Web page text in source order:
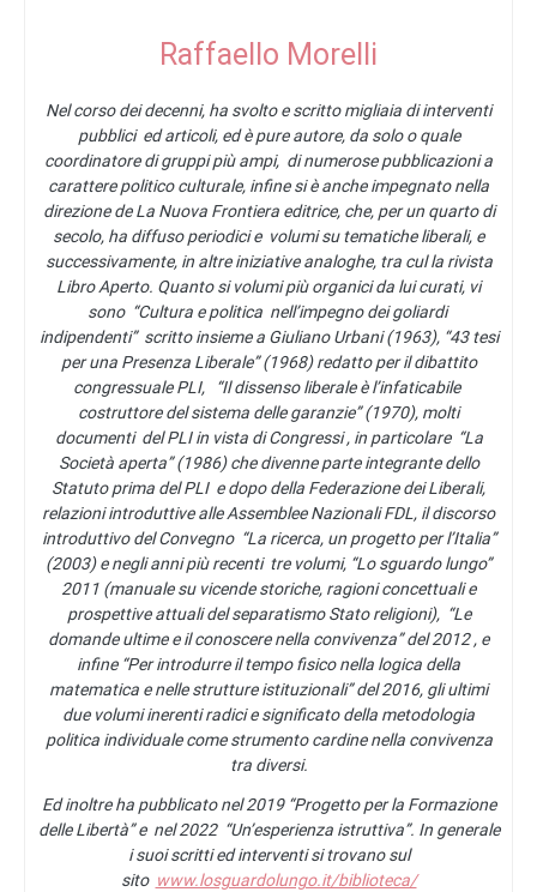
Raffaello Morelli
Nel corso dei decenni, ha svolto e scritto migliaia di interventi
pubblici ed articoli, ed è pure autore, da solo o quale
coordinatore di gruppi più ampi, di numerose pubblicazioni a
carattere politico culturale, infine si è anche impegnato nella
direzione de La Nuova Frontiera editrice, che, per un quarto di
secolo, ha diffuso periodici e volumi su tematiche liberali, e
successivamente, in altre iniziative analoghe, tra cul la rivista
Libro Aperto. Quanto si volumi più organici da lui curati, vi
sono “Cultura e politica nell’impegno dei goliardi
indipendenti” scritto insieme a Giuliano Urbani (1963), “43 tesi
per una Presenza Liberale” (1968) redatto per il dibattito
congressuale PLI, “Il dissenso liberale è l’infaticabile
costruttore del sistema delle garanzie” (1970), molti
documenti del PLI in vista di Congressi , in particolare “La
Società aperta” (1986) che divenne parte integrante dello
Statuto prima del PLI e dopo della Federazione dei Liberali,
relazioni introduttive alle Assemblee Nazionali FDL, il discorso
introduttivo del Convegno “La ricerca, un progetto per l’Italia”
(2003) e negli anni più recenti tre volumi, “Lo sguardo lungo”
2011 (manuale su vicende storiche, ragioni concettuali e
prospettive attuali del separatismo Stato religioni), “Le
domande ultime e il conoscere nella convivenza” del 2012 , e
infine “Per introdurre il tempo fisico nella logica della
matematica e nelle strutture istituzionali” del 2016, gli ultimi
due volumi inerenti radici e significato della metodologia
politica individuale come strumento cardine nella convivenza
tra diversi.
Ed inoltre ha pubblicato nel 2019 “Progetto per la Formazione
delle Libertà” e nel 2022 “Un’esperienza istruttiva”. In generale
i suoi scritti ed interventi si trovano sul
sito www.losguardolungo.it/biblioteca/